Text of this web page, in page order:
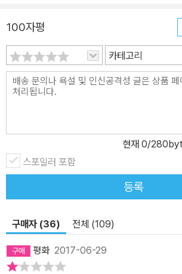
태라고 경고한다. 무비판적 복종, 평범한 당신도 악이 될 수 있다 스스
로를 책임 없는 행정가로 여긴 아이히만의 모
계엄 상황에서 지시를 비판 없이 따른 관료와
떠올리게 한다. 아이히만이 단지 명령에 따라
이, 명령을 실행하는 이들이 스스로의 도덕적
판적 사고의 상실이 가져올 사회의 실패를 경
럼, 거대한 악은 무자각한 순응에서 비롯된다.
100자평
카테고리
현재 0/
스포일러 포함
등록
구매자 (36) 전체 (109)
평화2017-06-29